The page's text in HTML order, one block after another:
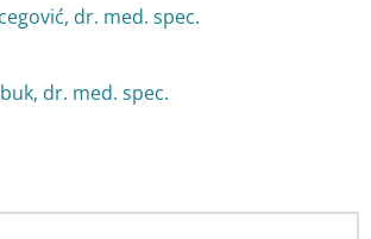
dr. med. spec.
dr. med. spec.